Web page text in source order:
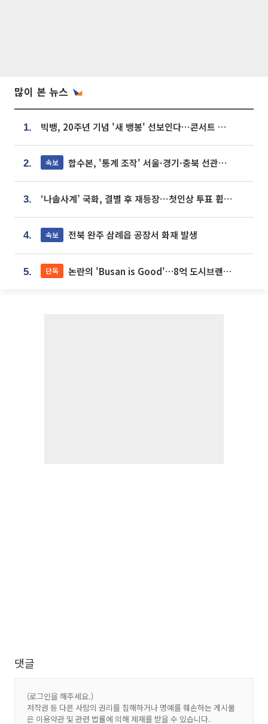
많이 본 뉴스
1. 빅뱅, 20주년 기념 '새 뱅봉' 선보인다⋯콘서트 앞두고 팝업 개최
2. 속보 합수본, '통계 조작' 서울·경기·충북 선관위 등 추가 압수수색
3. ‘나솔사계’ 국화, 결별 후 재등장⋯첫인상 투표 휩쓸고 ‘인기녀’ 등극
4. 속보 전북 완주 삼례읍 공장서 화재 발생
5. 단독 논란의 'Busan is Good'…8억 도시브랜드, 용산 대통령실 CI 업체가 수행
댓글